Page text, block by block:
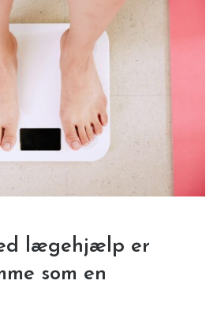
lægehjælp er
som en